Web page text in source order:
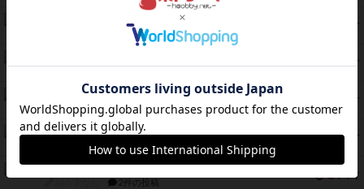
PT
1件の投稿
42 PT
PT
紹介文あり 1件の投稿
39 PT
スーパーストア3000
紹介文なし 1件の投稿
37 PT
フリップ７：復讐心とともに
2件の投稿